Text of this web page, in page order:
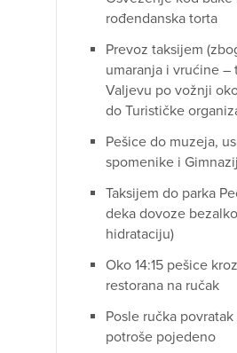
rođendanska torta
Prevoz taksijem
umaranja i vrućine –
Valjevu po vožnji
do Turističke
Pešice do muzeja,
spomenike i
Taksijem do parka
deka dovoze
hidrataciju)
Oko 14:15 pešice
restorana na ručak
Posle ručka
potroše pojedeno